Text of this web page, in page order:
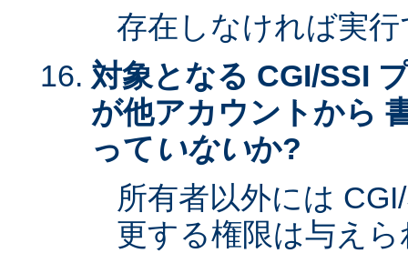
存在しなければ実
対象となる CGI/SSI
が他アカウントから
って いないか?
所有者以外には
更する権限は与え